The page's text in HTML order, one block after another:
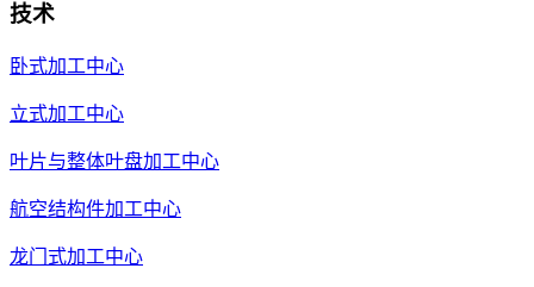
技术
卧式加工中心
立式加工中心
叶片与整体叶盘加工中心
航空结构件加工中心
龙门式加工中心